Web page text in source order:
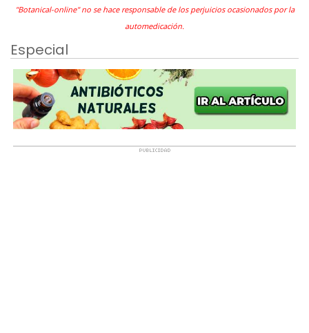
"Botanical-online" no se hace responsable de los perjuicios ocasionados por la
automedicación.
Especial